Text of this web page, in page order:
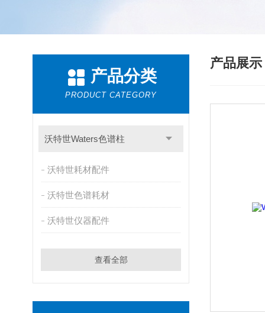
产品分类
PRODUCT CATEGORY
沃特世Waters色谱柱
沃特世耗材配件
沃特世色谱耗材
沃特世仪器配件
查看全部
产品展示